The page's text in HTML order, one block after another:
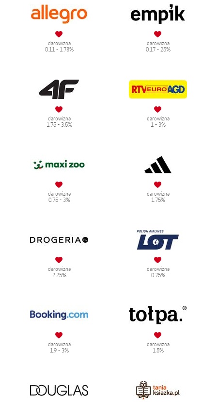
darowizna
0.11 - 1.78%
darowizna
0.17 - 25%
darowizna
1.75 - 3.5%
darowizna
1 - 3%
darowizna
0.75 - 3%
darowizna
1.75%
darowizna
2.25%
darowizna
0.75%
darowizna
1.9 - 3%
darowizna
1.5%